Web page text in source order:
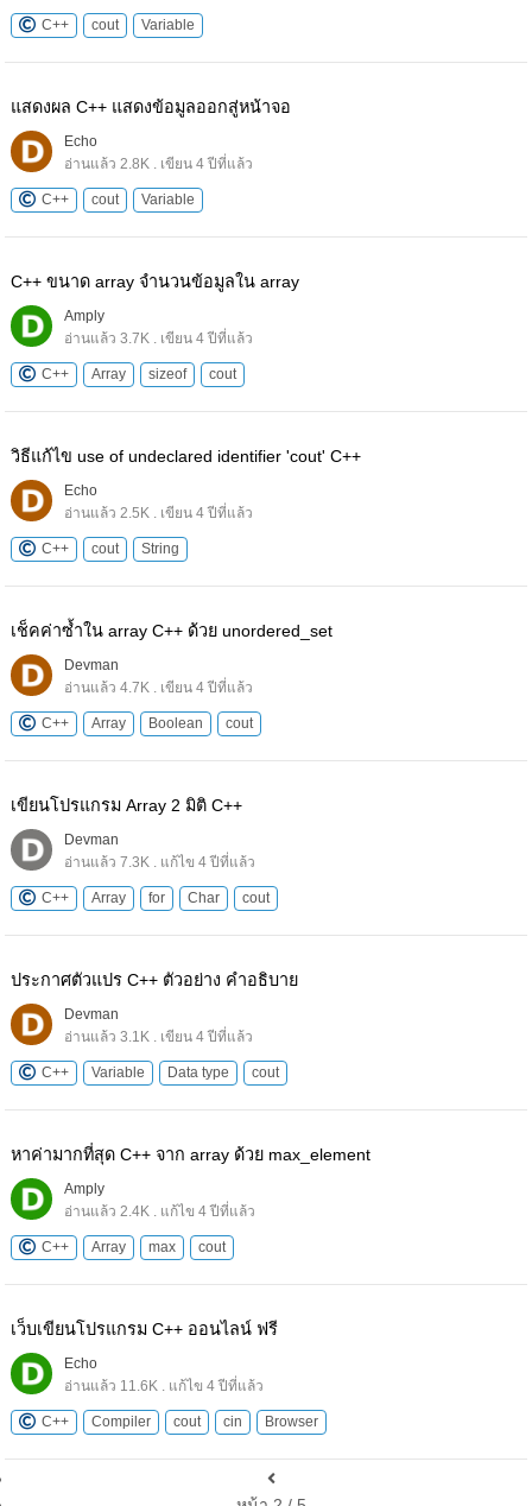
C++ cout Variable
แสดงผล C++ แสดงข้อมูลออกสู่หน้าจอ
Echo
อ่านแล้ว 2.8K . เขียน 4 ปีที่แล้ว
C++ cout Variable
C++ ขนาด array จำนวนข้อมูลใน array
Amply
อ่านแล้ว 3.7K . เขียน 4 ปีที่แล้ว
C++ Array sizeof cout
วิธีแก้ไข use of undeclared identifier 'cout' C++
Echo
อ่านแล้ว 2.5K . เขียน 4 ปีที่แล้ว
C++ cout String
เช็คค่าซ้ำใน array C++ ด้วย unordered_set
Devman
อ่านแล้ว 4.7K . เขียน 4 ปีที่แล้ว
C++ Array Boolean cout
เขียนโปรแกรม Array 2 มิติ C++
Devman
อ่านแล้ว 7.3K . แก้ไข 4 ปีที่แล้ว
C++ Array for Char cout
ประกาศตัวแปร C++ ตัวอย่าง คำอธิบาย
Devman
อ่านแล้ว 3.1K . เขียน 4 ปีที่แล้ว
C++ Variable Data type cout
หาค่ามากที่สุด C++ จาก array ด้วย max_element
Amply
อ่านแล้ว 2.4K . แก้ไข 4 ปีที่แล้ว
C++ Array max cout
เว็บเขียนโปรแกรม C++ ออนไลน์ ฟรี
Echo
อ่านแล้ว 11.6K . แก้ไข 4 ปีที่แล้ว
C++ Compiler cout cin Browser